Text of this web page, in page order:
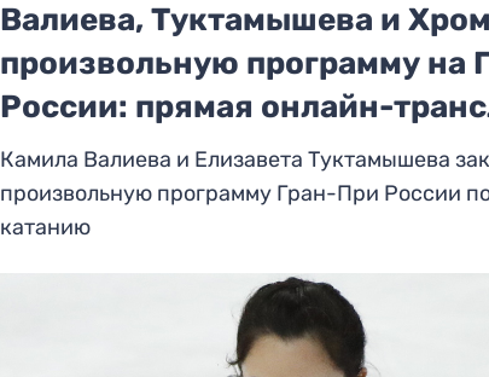
Валиева, Туктамышева и
произвольную программу на
России: прямая онлайн-
Камила Валиева и Елизавета Туктамышева
произвольную программу Гран-При России
катанию